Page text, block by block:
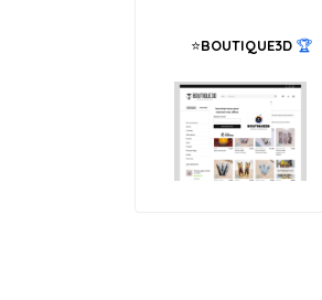
BOUTIQUE3D 🏆